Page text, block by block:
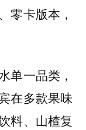
零卡版本，
单一品类，
在多款果味
料、山楂复